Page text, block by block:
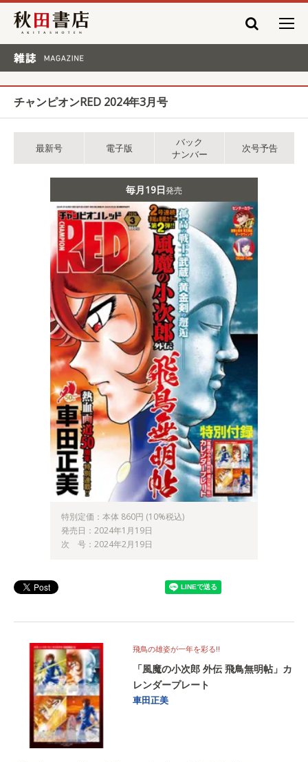
秋田書店
チャンピオンRED 2024年3月号
最新号 電子版
バック
ナンバー
次号予告
毎月19日発売
特別定価：本体 860円 (10%税込)
発売日：2024年1月19日
次 号：2024年2月19日
飛鳥の雄姿が一年を彩る‼
「風魔の小次郎 外伝 飛鳥無明帖」カ
レンダープレート
車田正美